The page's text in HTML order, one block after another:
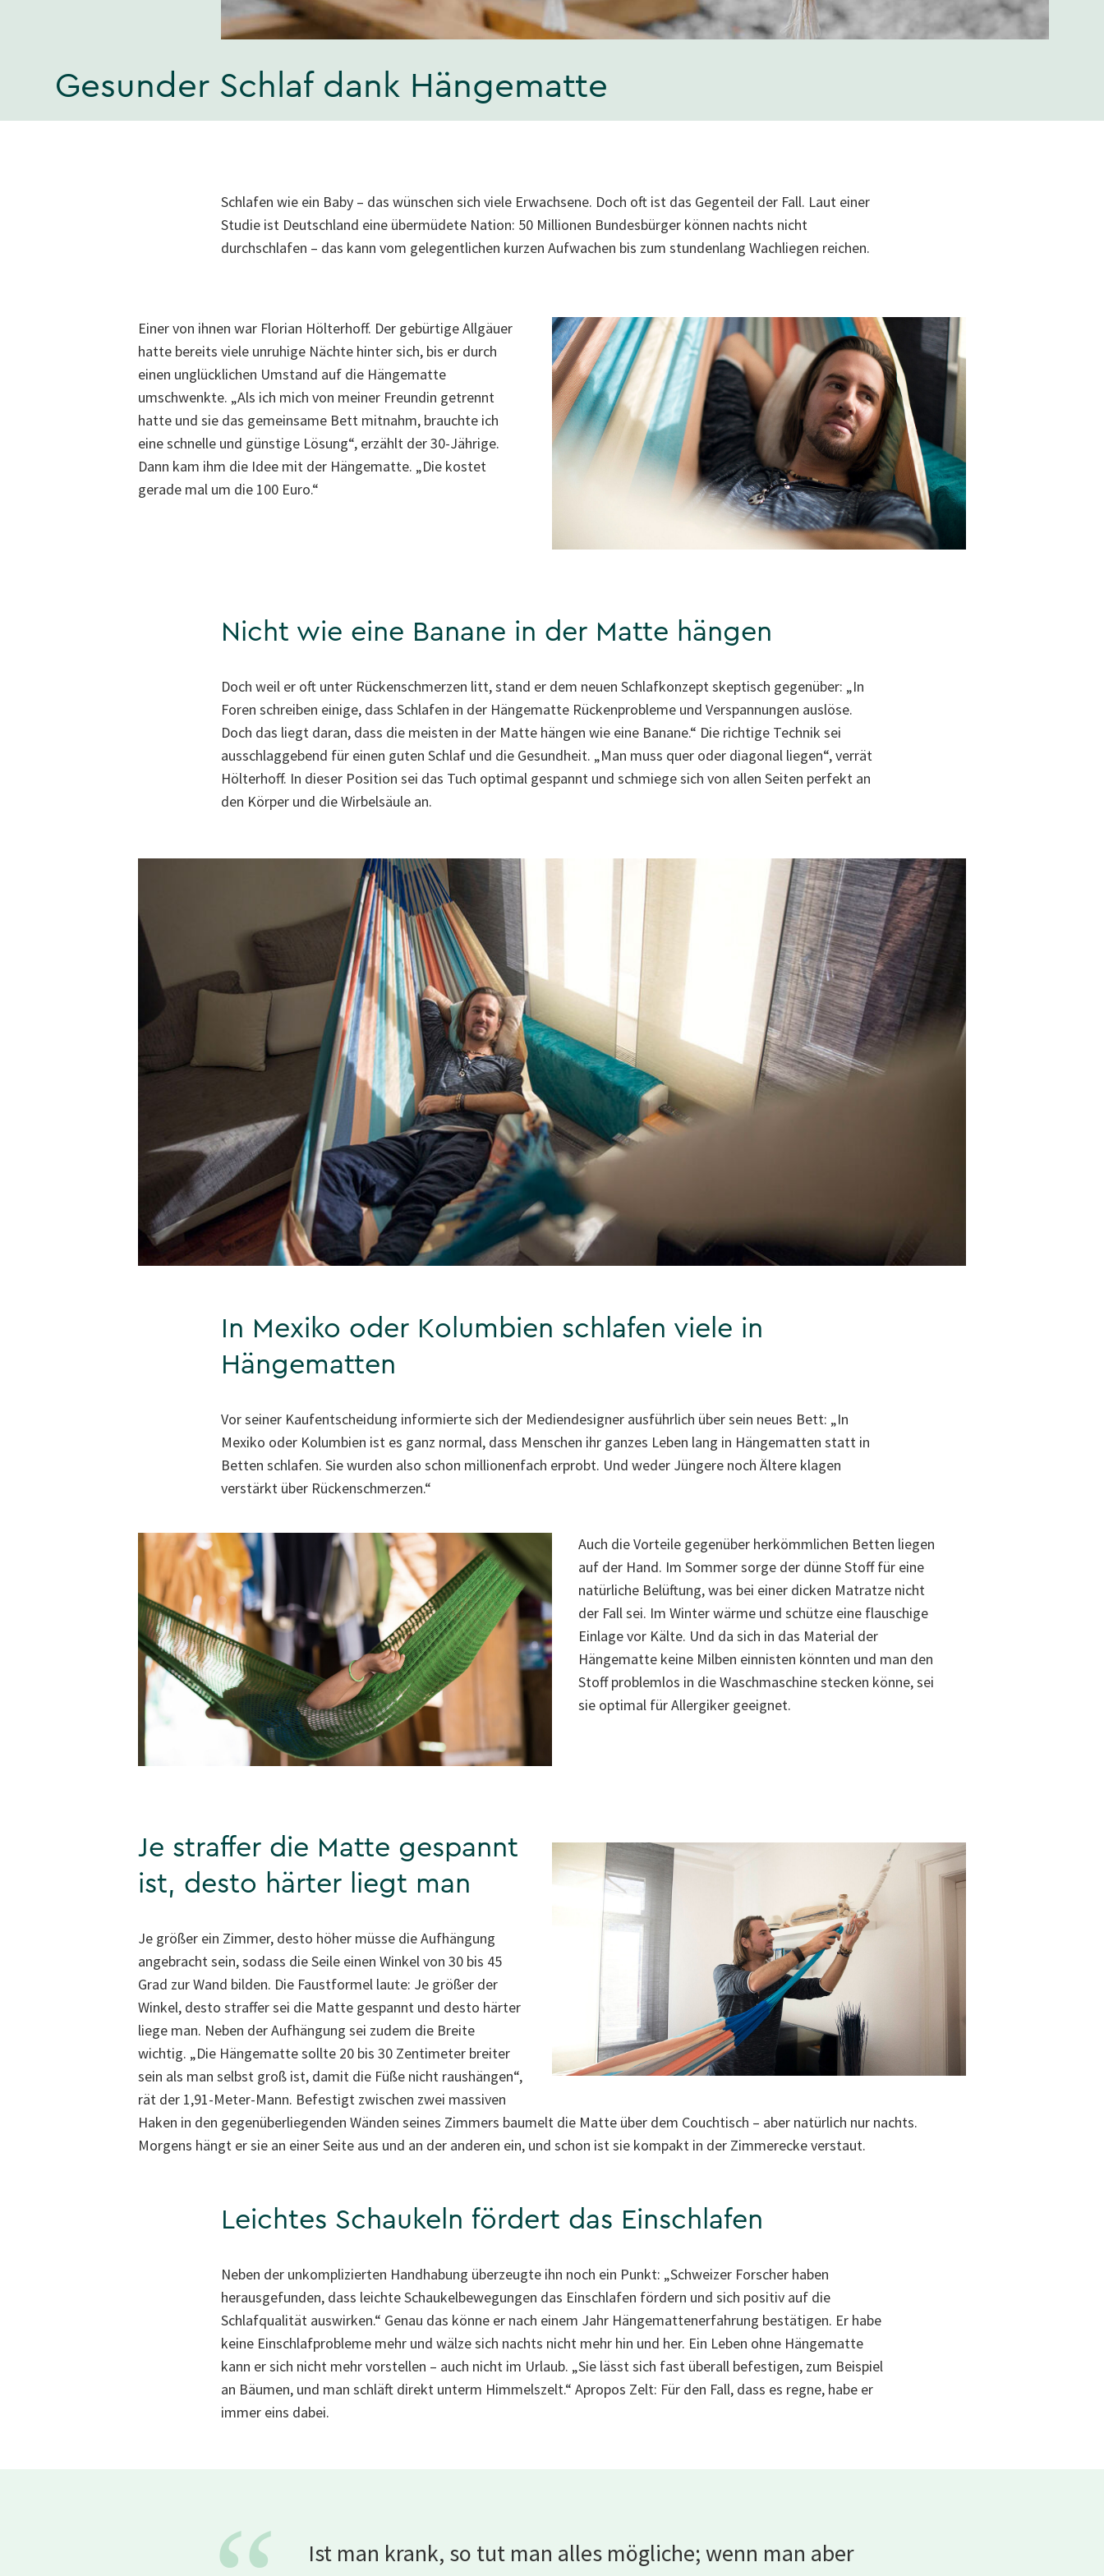
Gesunder Schlaf dank Hängematte
Schlafen wie ein Baby – das wünschen sich viele Erwachsene. Doch oft ist das Gegenteil der Fall. Laut einer
Studie ist Deutschland eine übermüdete Nation: 50 Millionen Bundesbürger können nachts nicht
durchschlafen – das kann vom gelegentlichen kurzen Aufwachen bis zum stundenlang Wachliegen reichen.
Einer von ihnen war Florian Hölterhoff. Der gebürtige Allgäuer
hatte bereits viele unruhige Nächte hinter sich, bis er durch
einen unglücklichen Umstand auf die Hängematte
umschwenkte. „Als ich mich von meiner Freundin getrennt
hatte und sie das gemeinsame Bett mitnahm, brauchte ich
eine schnelle und günstige Lösung“, erzählt der 30-Jährige.
Dann kam ihm die Idee mit der Hängematte. „Die kostet
gerade mal um die 100 Euro.“
Nicht wie eine Banane in der Matte hängen
Doch weil er oft unter Rückenschmerzen litt, stand er dem neuen Schlafkonzept skeptisch gegenüber: „In
Foren schreiben einige, dass Schlafen in der Hängematte Rückenprobleme und Verspannungen auslöse.
Doch das liegt daran, dass die meisten in der Matte hängen wie eine Banane.“ Die richtige Technik sei
ausschlaggebend für einen guten Schlaf und die Gesundheit. „Man muss quer oder diagonal liegen“, verrät
Hölterhoff. In dieser Position sei das Tuch optimal gespannt und schmiege sich von allen Seiten perfekt an
den Körper und die Wirbelsäule an.
In Mexiko oder Kolumbien schlafen viele in
Hängematten
Vor seiner Kaufentscheidung informierte sich der Mediendesigner ausführlich über sein neues Bett: „In
Mexiko oder Kolumbien ist es ganz normal, dass Menschen ihr ganzes Leben lang in Hängematten statt in
Betten schlafen. Sie wurden also schon millionenfach erprobt. Und weder Jüngere noch Ältere klagen
verstärkt über Rückenschmerzen.“
Auch die Vorteile gegenüber herkömmlichen Betten liegen
auf der Hand. Im Sommer sorge der dünne Stoff für eine
natürliche Belüftung, was bei einer dicken Matratze nicht
der Fall sei. Im Winter wärme und schütze eine flauschige
Einlage vor Kälte. Und da sich in das Material der
Hängematte keine Milben einnisten könnten und man den
Stoff problemlos in die Waschmaschine stecken könne, sei
sie optimal für Allergiker geeignet.
Je straffer die Matte gespannt
ist, desto härter liegt man
Je größer ein Zimmer, desto höher müsse die Aufhängung
angebracht sein, sodass die Seile einen Winkel von 30 bis 45
Grad zur Wand bilden. Die Faustformel laute: Je größer der
Winkel, desto straffer sei die Matte gespannt und desto härter
liege man. Neben der Aufhängung sei zudem die Breite
wichtig. „Die Hängematte sollte 20 bis 30 Zentimeter breiter
sein als man selbst groß ist, damit die Füße nicht raushängen“,
rät der 1,91-Meter-Mann. Befestigt zwischen zwei massiven
Haken in den gegenüberliegenden Wänden seines Zimmers baumelt die Matte über dem Couchtisch – aber natürlich nur nachts.
Morgens hängt er sie an einer Seite aus und an der anderen ein, und schon ist sie kompakt in der Zimmerecke verstaut.
Leichtes Schaukeln fördert das Einschlafen
Neben der unkomplizierten Handhabung überzeugte ihn noch ein Punkt: „Schweizer Forscher haben
herausgefunden, dass leichte Schaukelbewegungen das Einschlafen fördern und sich positiv auf die
Schlafqualität auswirken.“ Genau das könne er nach einem Jahr Hängemattenerfahrung bestätigen. Er habe
keine Einschlafprobleme mehr und wälze sich nachts nicht mehr hin und her. Ein Leben ohne Hängematte
kann er sich nicht mehr vorstellen – auch nicht im Urlaub. „Sie lässt sich fast überall befestigen, zum Beispiel
an Bäumen, und man schläft direkt unterm Himmelszelt.“ Apropos Zelt: Für den Fall, dass es regne, habe er
immer eins dabei.
Ist man krank, so tut man alles mögliche; wenn man aber